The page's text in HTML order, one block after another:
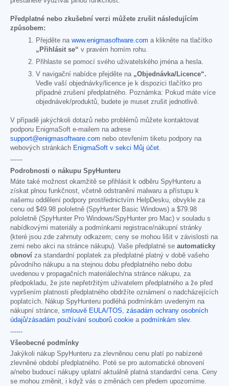
Předplatné nebo zkušební verzi můžete zrušit následujícím
způsobem:
Přejděte na www.enigmasoftware.com a klikněte na tlačítko
„Přihlásit se“ v pravém horním rohu.
Přihlaste se pomocí svého uživatelského jména a hesla.
V navigační nabídce přejděte na „Objednávka/Licence“.
Vedle vaší objednávky/licence je k dispozici tlačítko pro
případné zrušení předplatného. Poznámka: Pokud máte více
objednávek/produktů, budete je muset zrušit jednotlivě.
V případě jakýchkoli dotazů nebo problémů můžete kontaktovat
podporu EnigmaSoft e-mailem na adrese
support@enigmasoftware.com nebo otevřením tiketu podpory na
webových stránkách EnigmaSoft v sekci Můj účet.
------
Podrobnosti o nákupu SpyHunteru
Máte také možnost okamžitě se přihlásit k odběru SpyHunteru a
získat plnou funkčnost, včetně odstranění malwaru a přístupu k
našemu oddělení podpory prostřednictvím HelpDesku, obvykle za
cenu od $49.98 pololetně (SpyHunter Basic Windows) a $79.98
pololetně (SpyHunter Pro Windows/SpyHunter pro Mac) v souladu s
nabídkovými materiály a podmínkami registrace/nákupní stránky
(které jsou zde zahrnuty odkazem; ceny se mohou lišit v závislosti na
zemi nebo akci na stránce nákupu). Vaše předplatné se automaticky
obnoví za standardní poplatek za předplatné platný v době vašeho
původního nákupu a na stejnou dobu předplatného nebo dobu
uvedenou v propagačních materiálech/na stránce nákupu, za
předpokladu, že jste nepřetržitým uživatelem předplatného a že před
vypršením platnosti předplatného obdržíte oznámení o nadcházejících
poplatcích. Nákup SpyHunteru podléhá podmínkám uvedeným na
nákupní stránce, smlouvě EULA/TOS, zásadám ochrany osobních
údajů/zásadám používání souborů cookie a podmínkám slev.
------
Všeobecné podmínky
Jakýkoli nákup SpyHunteru za zlevněnou cenu platí po nabízené
zlevněné období předplatného. Poté se pro automatické obnovení
a/nebo budoucí nákupy uplatní aktuálně platná standardní cena. Ceny
se mohou změnit, i když vás o změnách cen předem upozorníme.